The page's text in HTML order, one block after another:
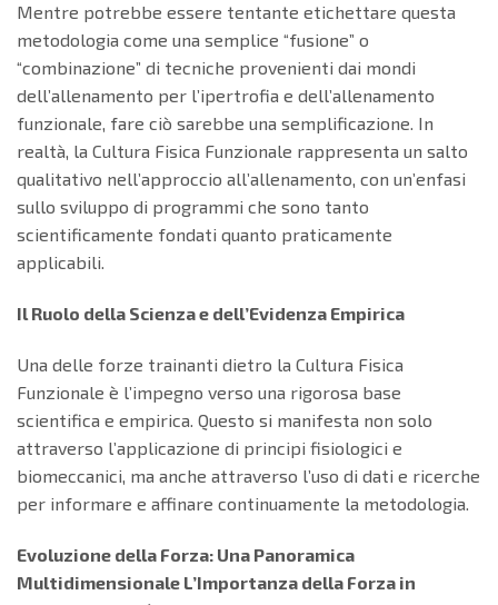
Mentre potrebbe essere tentante etichettare questa
metodologia come una semplice “fusione” o
“combinazione” di tecniche provenienti dai mondi
dell’allenamento per l’ipertrofia e dell’allenamento
funzionale, fare ciò sarebbe una semplificazione. In
realtà, la Cultura Fisica Funzionale rappresenta un salto
qualitativo nell’approccio all’allenamento, con un’enfasi
sullo sviluppo di programmi che sono tanto
scientificamente fondati quanto praticamente
applicabili.
Il Ruolo della Scienza e dell’Evidenza Empirica
Una delle forze trainanti dietro la Cultura Fisica
Funzionale è l’impegno verso una rigorosa base
scientifica e empirica. Questo si manifesta non solo
attraverso l’applicazione di principi fisiologici e
biomeccanici, ma anche attraverso l’uso di dati e ricerche
per informare e affinare continuamente la metodologia.
Evoluzione della Forza: Una Panoramica
Multidimensionale L’Importanza della Forza in